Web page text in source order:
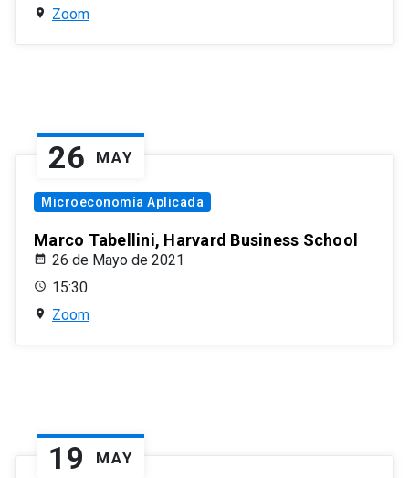
Zoom
26 MAY
Microeconomía Aplicada
Marco Tabellini, Harvard Business School
26 de Mayo de 2021
15:30
Zoom
19 MAY